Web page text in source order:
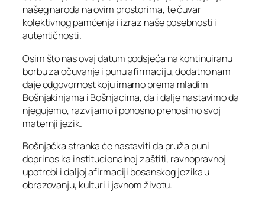
našeg naroda na ovim prostorima, te čuvar
kolektivnog pamćenja i izraz naše posebnosti i
autentičnosti.
Osim što nas ovaj datum podsjeća na kontinuiranu
borbu za očuvanje i punu afirmaciju, dodatno nam
daje odgovornost koju imamo prema mladim
Bošnjakinjama i Bošnjacima, da i dalje nastavimo da
njegujemo, razvijamo i ponosno prenosimo svoj
maternji jezik.
Bošnjačka stranka će nastaviti da pruža puni
doprinos ka institucionalnoj zaštiti, ravnopravnoj
upotrebi i daljoj afirmaciji bosanskog jezika u
obrazovanju, kulturi i javnom životu.